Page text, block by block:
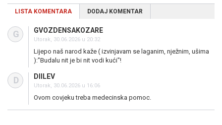
LISTA KOMENTARA DODAJ KOMENTAR
G GVOZDENSAKOZARE
Utorak, 30.06.2026 u 20:32
Lijepo naš narod kaže ( izvinjavam se laganim, nježnim, ušima
):"Budalu nit je bi nit vodi kući"!
D DIILEV
Utorak, 30.06.2026 u 16:06
Ovom covjeku treba medecinska pomoc.